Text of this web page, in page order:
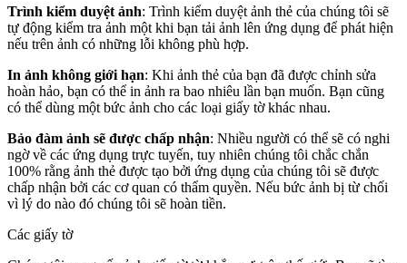
Trình kiểm duyệt ảnh: Trình kiểm duyệt ảnh thẻ của chúng tôi sẽ
tự động kiểm tra ảnh một khi bạn tải ảnh lên ứng dụng để phát hiện
nếu trên ảnh có những lỗi không phù hợp.
In ảnh không giới hạn: Khi ảnh thẻ của bạn đã được chỉnh sửa
hoàn hảo, bạn có thể in ảnh ra bao nhiêu lần bạn muốn. Bạn cũng
có thể dùng một bức ảnh cho các loại giấy tờ khác nhau.
Bảo đàm ảnh sẽ được chấp nhận: Nhiều người có thể sẽ có nghi
ngờ về các ứng dụng trực tuyến, tuy nhiên chúng tôi chắc chắn
100% rằng ảnh thẻ được tạo bởi ứng dụng của chúng tôi sẽ được
chấp nhận bởi các cơ quan có thẩm quyền. Nếu bức ảnh bị từ chối
vì lý do nào đó chúng tôi sẽ hoàn tiền.
Các giấy tờ